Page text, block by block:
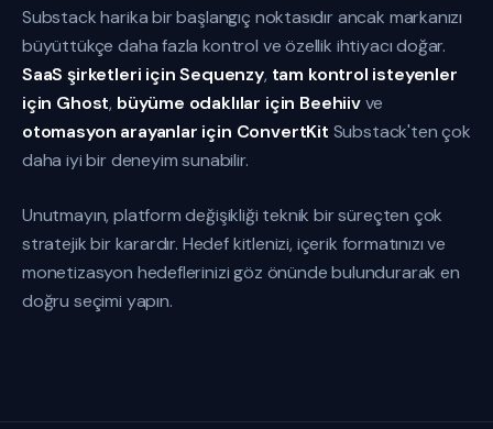
Substack harika bir başlangıç noktasıdır ancak markanızı
büyüttükçe daha fazla kontrol ve özellik ihtiyacı doğar.
SaaS şirketleri için Sequenzy, tam kontrol isteyenler
için Ghost, büyüme odaklılar için Beehiivve
otomasyon arayanlar için ConvertKit Substack'ten çok
daha iyi bir deneyim sunabilir.
Unutmayın, platform değişikliği teknik bir süreçten çok
stratejik bir karardır. Hedef kitlenizi, içerik formatınızı ve
monetizasyon hedeflerinizi göz önünde bulundurarak en
doğru seçimi yapın.